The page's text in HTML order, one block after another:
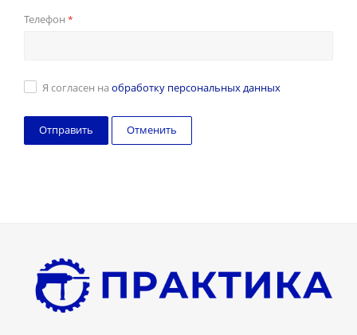
Телефон *
Я согласен на обработку персональных данных
Отменить